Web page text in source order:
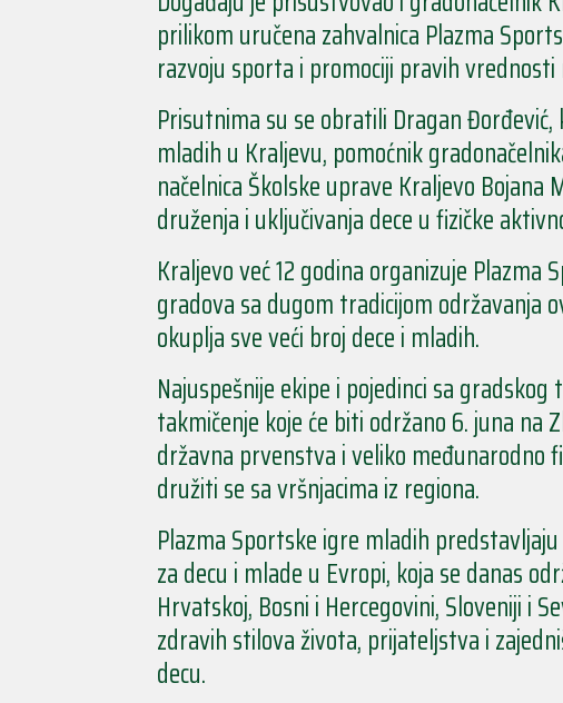
prilikom uručena zahvalnica Plazma
razvoju sporta i promociji pravih
Prisutnima su se obratili Dragan
mladih u Kraljevu, pomoćnik
načelnica Školske uprave Kraljevo
druženja i uključivanja dece u fizičke
Kraljevo već 12 godina organizuje
gradova sa dugom tradicijom održavanja
okuplja sve veći broj dece i mladih.
Najuspešnije ekipe i pojedinci sa
takmičenje koje će biti održano 6. juna na
državna prvenstva i veliko međunarodno
družiti se sa vršnjacima iz regiona.
Plazma Sportske igre mladih
za decu i mlade u Evropi, koja se danas
Hrvatskoj, Bosni i Hercegovini, Sloveniji i
zdravih stilova života, prijateljstva i
decu.